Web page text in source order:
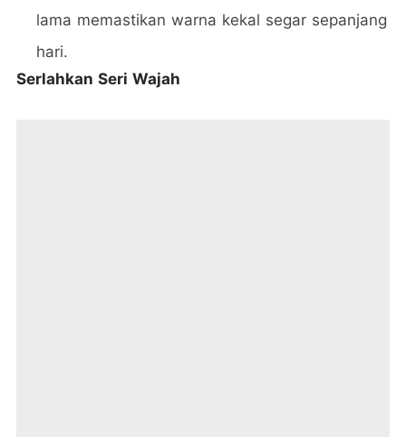
lama memastikan warna kekal segar sepanjang
hari.
Serlahkan Seri Wajah